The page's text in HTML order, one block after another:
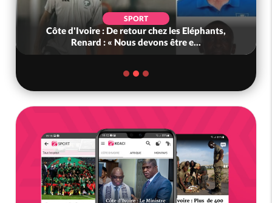
SPORT
Côte d'Ivoire : De retour chez les Eléphants,
Renard : « Nous devons être e...